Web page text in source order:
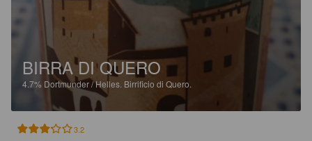
BIRRA DI QUERO
4.7% Dortmunder / Helles. Birrificio di Quero.
3.2